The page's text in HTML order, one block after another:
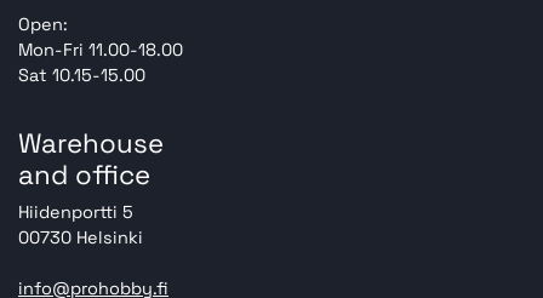
Open:
Mon-Fri 11.00-18.00
Sat 10.15-15.00
Warehouse
and office
Hiidenportti 5
00730 Helsinki
info@prohobby.fi